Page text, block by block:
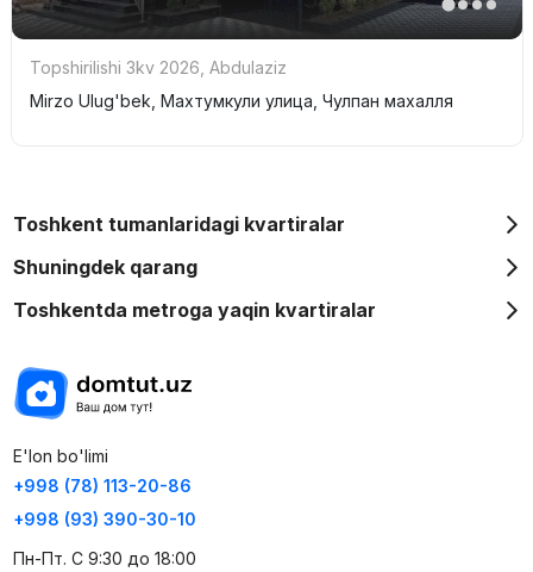
Topshirilishi 3kv 2026 Abdulaziz
Mirzo Ulug'bek, Махтумкули улица, Чулпан махалля
Toshkent tumanlaridagi kvartiralar
Shuningdek qarang
Toshkentda metroga yaqin kvartiralar
E'lon bo'limi
+998 (78) 113-20-86
+998 (93) 390-30-10
Пн-Пт. С 9:30 до 18:00